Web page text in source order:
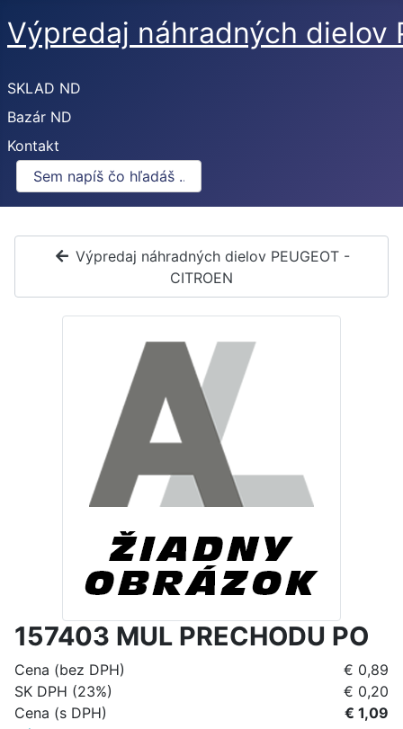
Výpredaj náhradných dielov
SKLAD ND
Bazár ND
Kontakt
Výpredaj náhradných dielov PEUGEOT -
CITROEN
157403 MUL PRECHODU PO
Cena (bez DPH)
€ 0,89
SK DPH (23%)
€ 0,20
Cena (s DPH)
€ 1,09